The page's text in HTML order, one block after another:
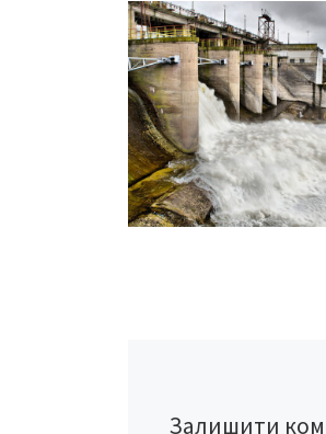
Залишити